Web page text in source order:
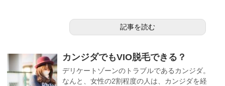
記事を読む
カンジダでもVIO脱毛できる？
デリケートゾーンのトラブルであるカンジダ。
なんと、女性の2割程度の人は、カンジダを経